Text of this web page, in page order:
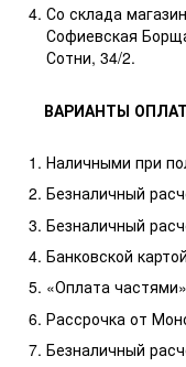
Со склада
Софиевская
Сотни, 34/2.
ВАРИАНТЫ
Наличными при
Безналичный
Безналичный
Банковской
«Оплата
Рассрочка от
Безналичный